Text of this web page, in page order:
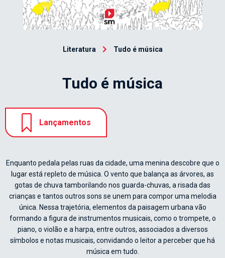
Literatura Tudo é música
Tudo é música
Lançamentos
Enquanto pedala pelas ruas da cidade, uma menina descobre que o
lugar está repleto de música. O vento que balança as árvores, as
gotas de chuva tamborilando nos guarda-chuvas, a risada das
crianças e tantos outros sons se unem para compor uma melodia
única. Nessa trajetória, elementos da paisagem urbana vão
formando a figura de instrumentos musicais, como o trompete, o
piano, o violão e a harpa, entre outros, associados a diversos
símbolos e notas musicais, convidando o leitor a perceber que há
música em tudo.